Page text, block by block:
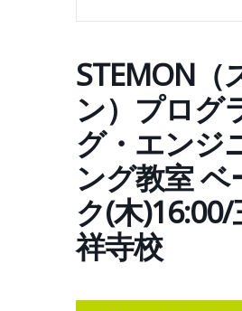
STEMON（
ン）プログ
グ・エンジ
ング教室 ベ
ク(木
祥寺校